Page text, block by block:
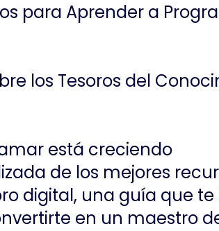
para Aprender a
los Tesoros del
está creciendo
de los mejores
digital, una guía que
en un maestro